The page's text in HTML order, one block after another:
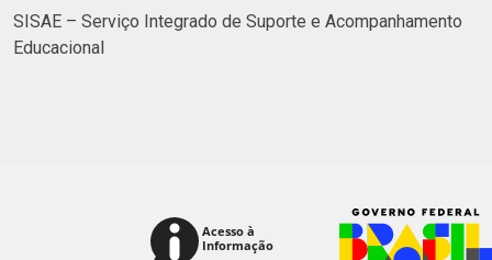
SISAE – Serviço Integrado de Suporte e Acompanhamento
Educacional